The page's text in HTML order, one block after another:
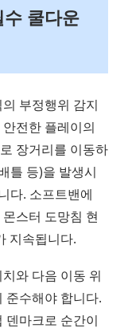
쿨다운
부정행위 감지
전한 플레이의
장거리를 이동하
틀 등)을 발생시
다. 소프트밴에
스터 도망침 현
지속됩니다.
와 다음 이동 위
준수해야 합니다.
덴마크로 순간이